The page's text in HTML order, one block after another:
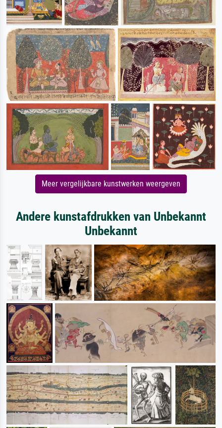
Meer vergelijkbare kunstwerken weergeven
Andere kunstafdrukken van Unbekannt
Unbekannt